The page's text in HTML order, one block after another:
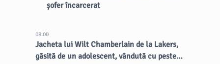
șofer încarcerat
08:00
Jacheta lui Wilt Chamberlain de la Lakers,
găsită de un adolescent, vândută cu peste